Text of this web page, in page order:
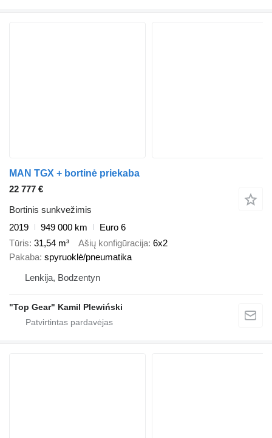
MAN TGX + bortinė priekaba
22 777 €
Bortinis sunkvežimis
2019
949 000 km
Euro 6
Tūris 31,54 m³ Ašių konfigūracija 6x2
Pakaba spyruoklė/pneumatika
Lenkija, Bodzentyn
"Top Gear" Kamil Plewiński